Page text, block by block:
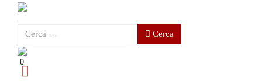
Cerca Cerca
0